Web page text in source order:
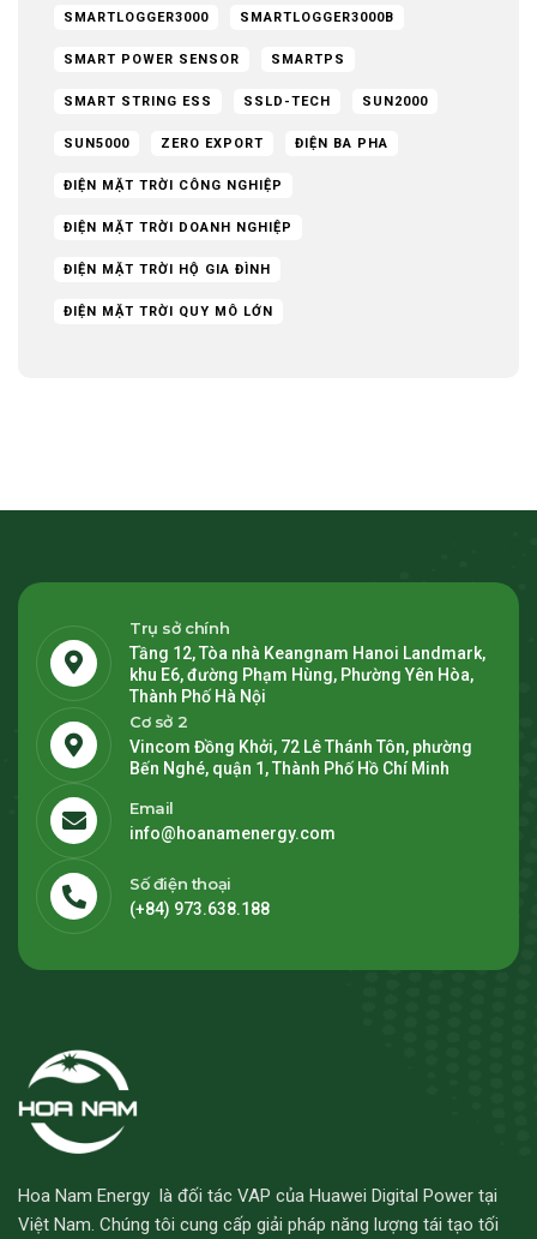
SMARTLOGGER3000 SMARTLOGGER3000B
SMART POWER SENSOR SMARTPS
SMART STRING ESS SSLD-TECH SUN2000
SUN5000 ZERO EXPORT ĐIỆN BA PHA
ĐIỆN MẶT TRỜI CÔNG NGHIỆP
ĐIỆN MẶT TRỜI DOANH NGHIỆP
ĐIỆN MẶT TRỜI HỘ GIA ĐÌNH
ĐIỆN MẶT TRỜI QUY MÔ LỚN
Trụ sở chính
Tầng 12, Tòa nhà Keangnam Hanoi Landmark,
khu E6, đường Phạm Hùng, Phường Yên Hòa,
Thành Phố Hà Nội
Cơ sở 2
Vincom Đồng Khởi, 72 Lê Thánh Tôn, phường
Bến Nghé, quận 1, Thành Phố Hồ Chí Minh
Email
info@hoanamenergy.com
Số điện thoại
(+84) 973.638.188
Hoa Nam Energy là đối tác VAP của Huawei Digital Power tại
Việt Nam. Chúng tôi cung cấp giải pháp năng lượng tái tạo tối